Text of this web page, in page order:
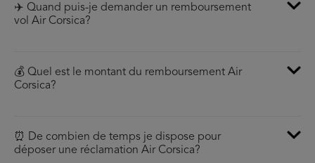
✈️ Quand puis-je demander un remboursement
vol Air Corsica?
💰 Quel est le montant du remboursement Air
Corsica?
⏰ De combien de temps je dispose pour
déposer une réclamation Air Corsica?